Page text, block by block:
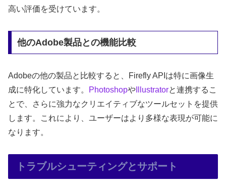
高い評価を受けています。
他のAdobe製品との機能比較
Adobeの他の製品と比較すると、Firefly APIは特に画像生
成に特化しています。
Photoshopや Illustratorと連携するこ
とで、さらに強力なクリエイティブなツールセットを提供
します。これにより、ユーザーはより多様な表現が可能に
なります。
トラブルシューティングとサポート